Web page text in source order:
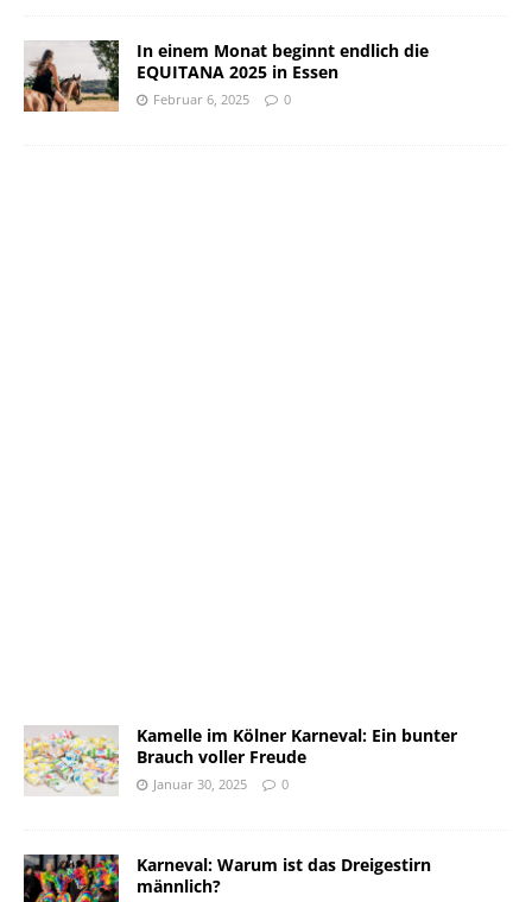
In einem Monat beginnt endlich die
EQUITANA 2025 in Essen
Februar 6, 2025 0
Kamelle im Kölner Karneval: Ein bunter
Brauch voller Freude
Januar 30, 2025 0
Karneval: Warum ist das Dreigestirn
männlich?